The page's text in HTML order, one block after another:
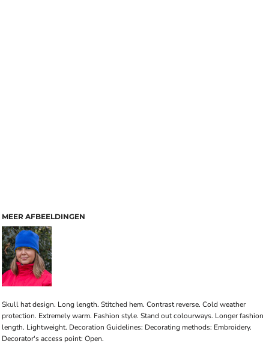
MEER AFBEELDINGEN
Skull hat design. Long length. Stitched hem. Contrast reverse. Cold weather
protection. Extremely warm. Fashion style. Stand out colourways. Longer fashion
length. Lightweight. Decoration Guidelines: Decorating methods: Embroidery.
Decorator's access point: Open.